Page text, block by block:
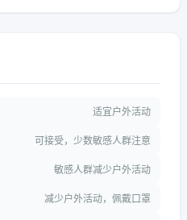
适宜户外活动
可接受，少数敏感人群注意
敏感人群减少户外活动
减少户外活动，佩戴口罩